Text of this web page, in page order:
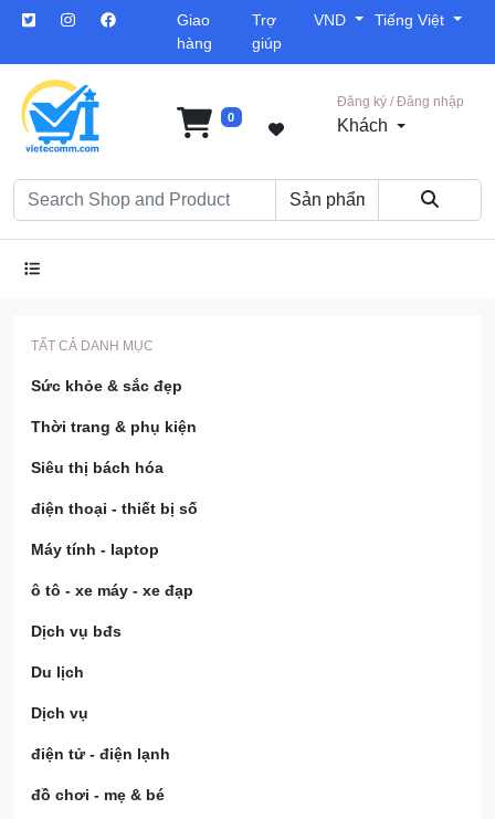
Giao
hàng
Trợ
giúp
VND Tiếng Việt
0
Đăng ký / Đăng nhập
Khách
TẤT CẢ DANH MỤC
Sức khỏe & sắc đẹp
Thời trang & phụ kiện
Siêu thị bách hóa
điện thoại - thiết bị số
Máy tính - laptop
ô tô - xe máy - xe đạp
Dịch vụ bđs
Du lịch
Dịch vụ
điện tử - điện lạnh
đồ chơi - mẹ & bé